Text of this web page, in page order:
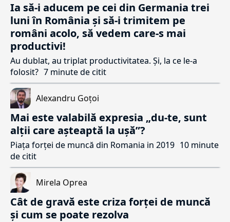
Ia să-i aducem pe cei din Germania trei
luni în România și să-i trimitem pe
români acolo, să vedem care-s mai
productivi!
Au dublat, au triplat productivitatea. Și, la ce le-a
folosit? 7 minute de citit
Alexandru Goțoi
Mai este valabilă expresia „du-te, sunt
alții care așteaptă la ușă”?
Piața forței de muncă din Romania in 2019 10 minute
de citit
Mirela Oprea
Cât de gravă este criza forței de muncă
și cum se poate rezolva